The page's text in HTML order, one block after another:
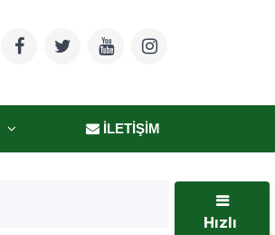
İLETIŞIM
Hızlı